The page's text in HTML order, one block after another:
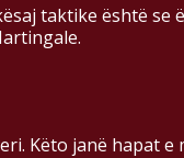
taktike është
Këto janë hapat e